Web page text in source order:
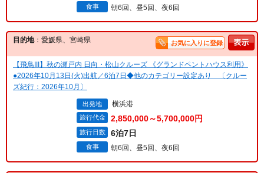
食事 朝6回、昼5回、夜6回
目的地：愛媛県、宮崎県 お気に入りに登録
【飛鳥III】秋の瀬戸内 日向・松山クルーズ 《グランドペントハウス利用》
●2026年10月13日(火)出航／6泊7日◆他のカテゴリー設定あり 〔クルー
ズ紀行：2026年10月〕
出発地 横浜港
旅行代金 2,850,000～5,700,000円
旅行日数 6泊7日
食事 朝6回、昼5回、夜6回